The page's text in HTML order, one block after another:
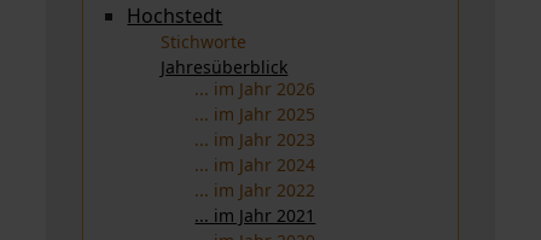
Hochstedt
Stichworte
Jahresüberblick
... im Jahr 2026
... im Jahr 2025
... im Jahr 2023
... im Jahr 2024
... im Jahr 2022
... im Jahr 2021